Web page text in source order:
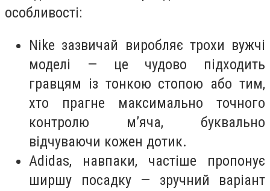
особливості:
Nike зазвичай виробляє трохи вужчі
моделі — це чудово підходить
гравцям із тонкою стопою або тим,
хто прагне максимально точного
контролю м’яча, буквально
відчуваючи кожен дотик.
Adidas, навпаки, частіше пропонує
ширшу посадку — зручний варіант